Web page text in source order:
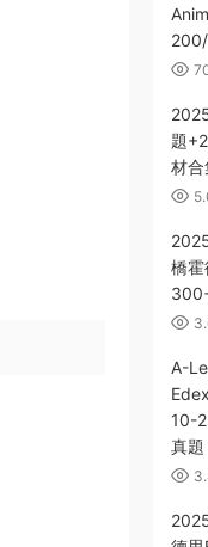
題
材
橋
A-
10-
真題